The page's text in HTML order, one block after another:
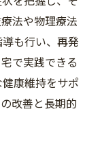
法や物理療法
も行い、再発
で実践できる
康維持をサポ
改善と長期的